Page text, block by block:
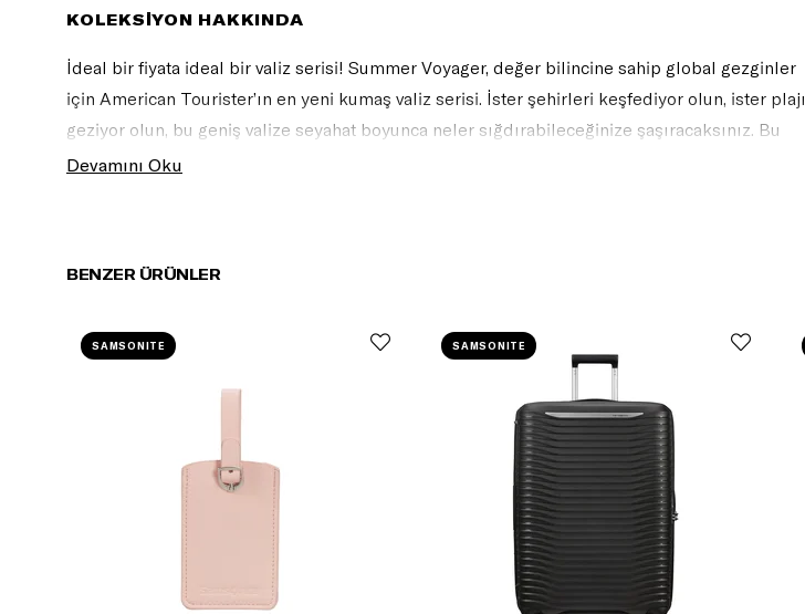
KOLEKSİYON HAKKINDA
İdeal bir fiyata ideal bir valiz serisi! Summer Voyager, değer bilincine sahip global gezginler
için American Tourister’ın en yeni kumaş valiz serisi. İster şehirleri keşfediyor olun, ister plajı
geziyor olun, bu geniş valize seyahat boyunca neler sığdırabileceğinize şaşıracaksınız. Bu
yeni, dinamik tasarım, kabin boy ve diğer boyları olmak üzere mevcuttur.
Devamını Oku
BENZER ÜRÜNLER
SAMSONITE SAMSONITE